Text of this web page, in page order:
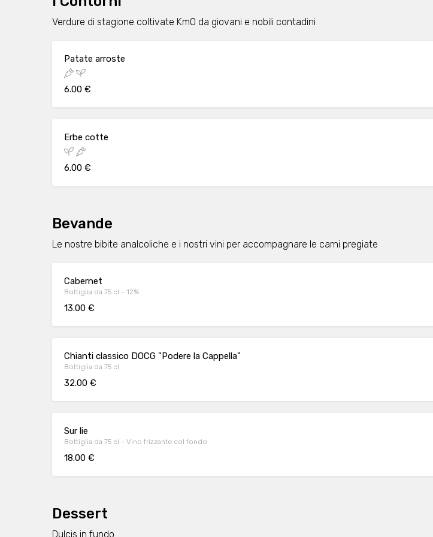
Verdure di stagione coltivate Km0 da giovani e nobili contadini
Patate arroste
6.00 €
Erbe cotte
6.00 €
Bevande
Le nostre bibite analcoliche e i nostri vini per accompagnare le carni pregiate
Cabernet
Bottiglia da 75 cl - 12%
13.00 €
Chianti classico DOCG "Podere la Cappella"
Bottiglia da 75 cl
32.00 €
Sur lie
Bottiglia da 75 cl - Vino frizzante col fondo
18.00 €
Dessert
Dulcis in fundo